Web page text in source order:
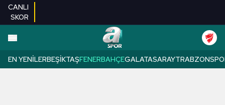
CANLI
SKOR
EN YENILERBEŞIKTAŞFENERBAHÇEGALATASARAY